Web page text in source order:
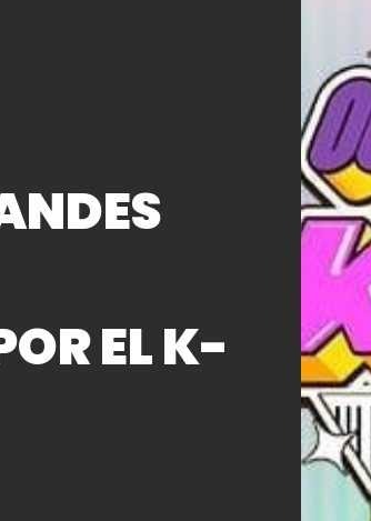
EL K-